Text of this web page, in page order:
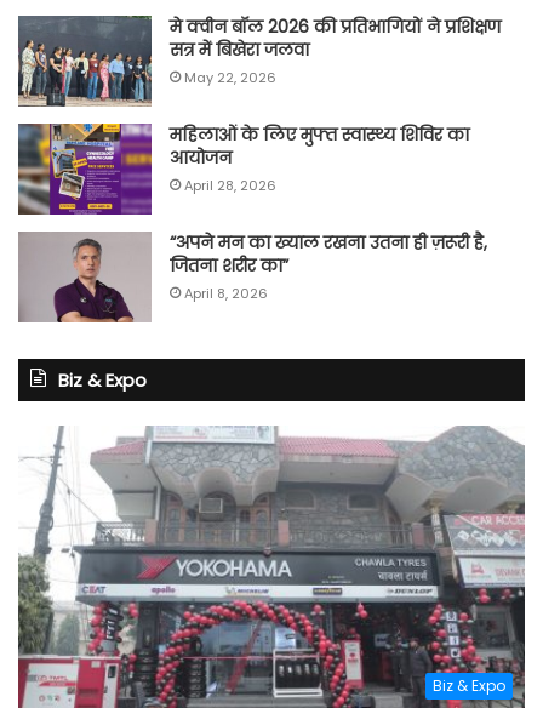
मे क्वीन बॉल 2026 की प्रतिभागियों ने प्रशिक्षण
सत्र में बिखेरा जलवा
May 22, 2026
महिलाओं के लिए मुफ्त स्वास्थ्य शिविर का
आयोजन
April 28, 2026
“अपने मन का ख्याल रखना उतना ही ज़रूरी है,
जितना शरीर का”
April 8, 2026
Biz & Expo
Biz & Expo